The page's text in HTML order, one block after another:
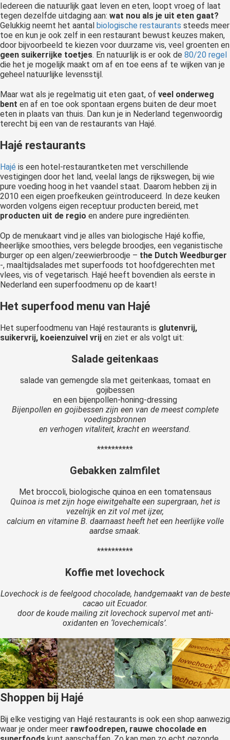
Iedereen die natuurlijk gaat leven en eten, loopt vroeg of laat
tegen dezelfde uitdaging aan: wat nou als je uit eten gaat?
Gelukkig neemt het aantal biologische restaurants steeds meer
toe en kun je ook zelf in een restaurant bewust keuzes maken,
door bijvoorbeeld te kiezen voor duurzame vis, veel groenten en
geen suikerrijke toetjes. En natuurlijk is er ook de 80/20 regel
die het je mogelijk maakt om af en toe eens af te wijken van je
geheel natuurlijke levensstijl.
Maar wat als je regelmatig uit eten gaat, of veel onderweg
bent en af en toe ook spontaan ergens buiten de deur moet
eten in plaats van thuis. Dan kun je in Nederland tegenwoordig
terecht bij een van de restaurants van Hajé.
Hajé restaurants
Hajé is een hotel-restaurantketen met verschillende
vestigingen door het land, veelal langs de rijkswegen, bij wie
pure voeding hoog in het vaandel staat. Daarom hebben zij in
2010 een eigen proefkeuken geïntroduceerd. In deze keuken
worden volgens eigen receptuur producten bereid, met
producten uit de regio en andere pure ingrediënten.
Op de menukaart vind je alles van biologische Hajé koffie,
heerlijke smoothies, vers belegde broodjes, een veganistische
burger op een algen/zeewierbroodje – the Dutch Weedburger
-, maaltijdsalades met superfoods tot hoofdgerechten met
vlees, vis of vegetarisch. Hajé heeft bovendien als eerste in
Nederland een superfoodmenu op de kaart!
Het superfood menu van Hajé
Het superfoodmenu van Hajé restaurants is glutenvrij,
suikervrij, koeienzuivel vrij en ziet er als volgt uit:
Salade geitenkaas
salade van gemengde sla met geitenkaas, tomaat en
gojibessen
en een bijenpollen-honing-dressing
Bijenpollen en gojibessen zijn een van de meest complete
voedingsbronnen
en verhogen vitaliteit, kracht en weerstand.
**********
Gebakken zalmfilet
Met broccoli, biologische quinoa en een tomatensaus
Quinoa is met zijn hoge eiwitgehalte een supergraan, het is
vezelrijk en zit vol met ijzer,
calcium en vitamine B. daarnaast heeft het een heerlijke volle
aardse smaak.
**********
Koffie met lovechock
Lovechock is de feelgood chocolade, handgemaakt van de beste
cacao uit Ecuador.
door de koude mailing zit lovechock supervol met anti-
oxidanten en ‘lovechemicals’.
Shoppen bij Hajé
Bij elke vestiging van Hajé restaurants is ook een shop aanwezig
waar je onder meer rawfoodrepen, rauwe chocolade en